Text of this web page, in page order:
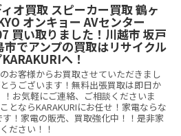
ィオ買取 スピーカー買取 鶴ヶ
オンキョー AVセンター
買い取りました！川越市 坂戸
市でアンプの買取はリサイクル
へ！
お客様からお買取させていただきまし
うございます！無料出張買取は即日か
！お気軽にご連絡、ご相談くださいま
とならKARAKURIにお任せ！家電ならな
す！家電の販売、買取強化中！！是非家
ださい！！